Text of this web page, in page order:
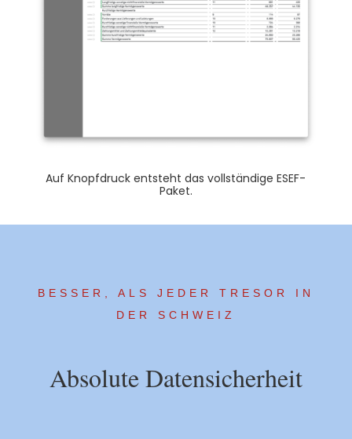
Auf Knopfdruck entsteht das vollständige ESEF-
Paket.
BESSER, ALS JEDER TRESOR IN
DER SCHWEIZ
Absolute Datensicherheit